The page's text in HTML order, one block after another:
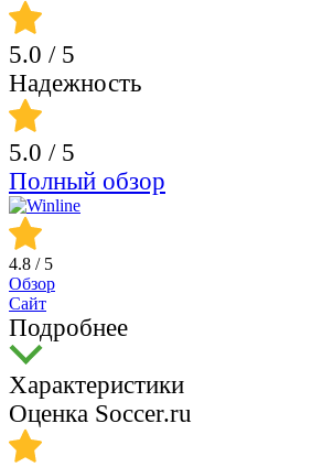
5.0 / 5
Надежность
5.0 / 5
Полный обзор
4.8 / 5
Обзор
Сайт
Подробнее
Характеристики
Оценка Soccer.ru